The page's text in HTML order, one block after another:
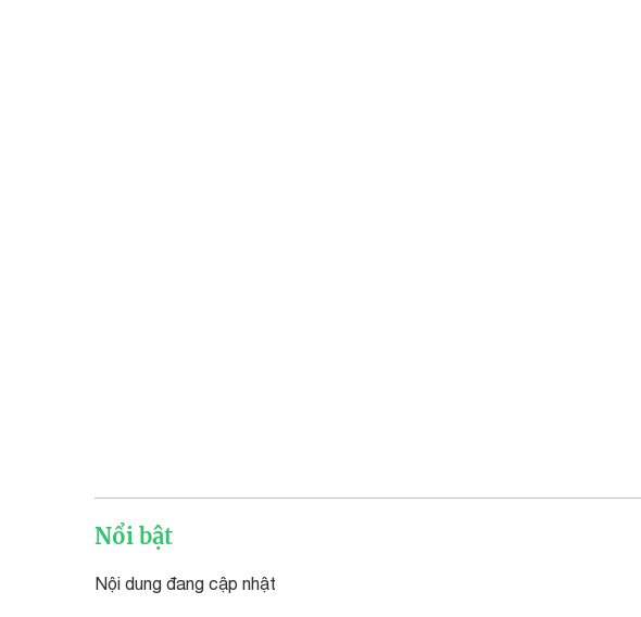
Nổi bật
Nội dung đang cập nhật